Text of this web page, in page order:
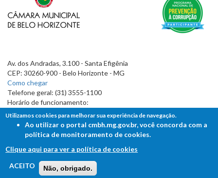
Av. dos Andradas, 3.100 - Santa Efigênia
CEP: 30260-900 - Belo Horizonte - MG
Como chegar
Telefone geral: (31) 3555-1100
Horário de funcionamento:
7h às 19h
FALE COM A CÂMARA
Ouvidoria - Lei de Acesso à Informação
Utilizamos cookies para melhorar sua experiência de navegação.
Ao utilizar o portal cmbh.mg.gov.br, você concorda com a
política de monitoramento de cookies.
Clique aqui para ver a política de cookies
ACEITO
Não, obrigado.